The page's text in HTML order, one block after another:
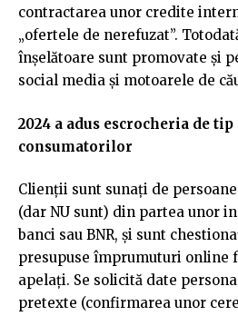
contractarea unor credite
„ofertele de nerefuzat”.
înșelătoare sunt promovate și
social media și motoarele de
2024 a adus escrocheria de
consumatorilor
Clienții sunt sunați de
(dar NU sunt) din partea unor
banci sau BNR, și sunt
presupuse împrumuturi online
apelați. Se solicită date
pretexte (confirmarea unor